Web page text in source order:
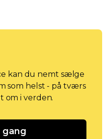
kan du nemt sælge
som helst - på tværs
i verden.
gang